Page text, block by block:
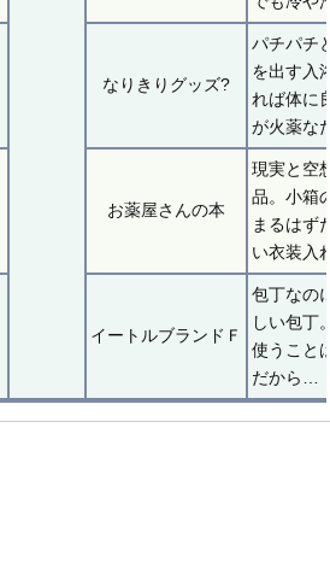
なりきりグッズ?
パチパチ
を出す入
れば体に
が火薬な
お薬屋さんの本
現実と空
品。小箱
まるはず
い衣装入
イートルブランドＦ
包丁なの
しい包丁
使うこと
だから…